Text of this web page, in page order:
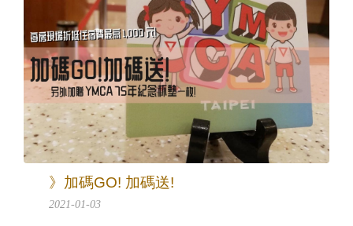
》加碼GO! 加碼送!
2021-01-03